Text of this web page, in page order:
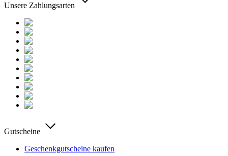
Unsere Zahlungsarten
Gutscheine
Geschenkgutscheine kaufen